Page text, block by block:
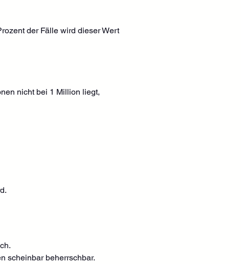
der Fälle wird dieser Wert
nicht bei 1 Million liegt,
scheinbar beherrschbar.